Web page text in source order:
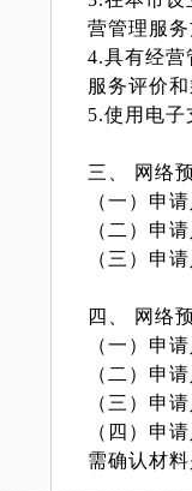
营管理服
4.具有经营
服务评价
5.使用电
三、 网络
（一）申
（二）申
（三）申
四、 网络
（一）申
（二）申
（三）申
（四）申
需确认材